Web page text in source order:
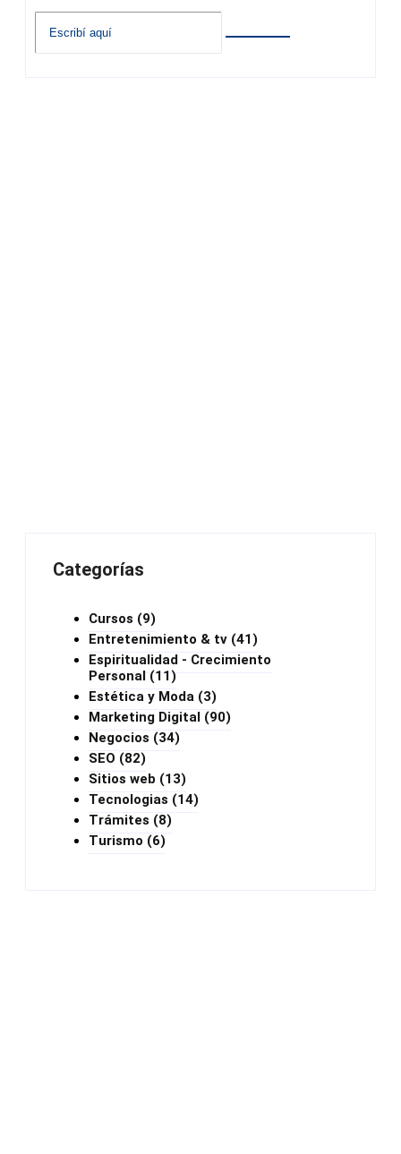
Categorías
Cursos (9)
Entretenimiento & tv (41)
Espiritualidad - Crecimiento
Personal (11)
Estética y Moda (3)
Marketing Digital (90)
Negocios (34)
SEO (82)
Sitios web (13)
Tecnologias (14)
Trámites (8)
Turismo (6)